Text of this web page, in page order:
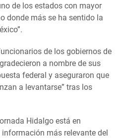
de los estados con mayor
donde más se ha sentido la
de los gobiernos de
a nombre de sus
federal y aseguraron que
a levantarse” tras los
Hidalgo está en
más relevante del